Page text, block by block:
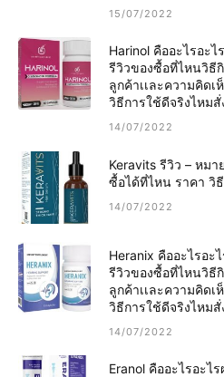
15/07/2022
Harinol คืออะไรอ
รีวิวของซื้อที่ไหนวิธี
ลูกค้าเเละความคิด
วิธีการใช้ดีจริงไหม
14/07/2022
Keravits รีวิว – หมา
ซื้อได้ที่ไหน ราคา วิ
14/07/2022
Heranix คืออะไรอ
รีวิวของซื้อที่ไหนวิธี
ลูกค้าเเละความคิด
วิธีการใช้ดีจริงไหม
14/07/2022
Eranol คืออะไรอะ